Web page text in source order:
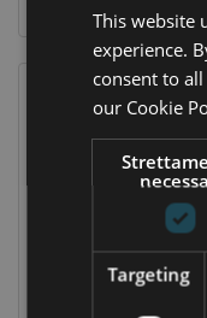
This website
experience.
consent to
our Cookie
Targeting